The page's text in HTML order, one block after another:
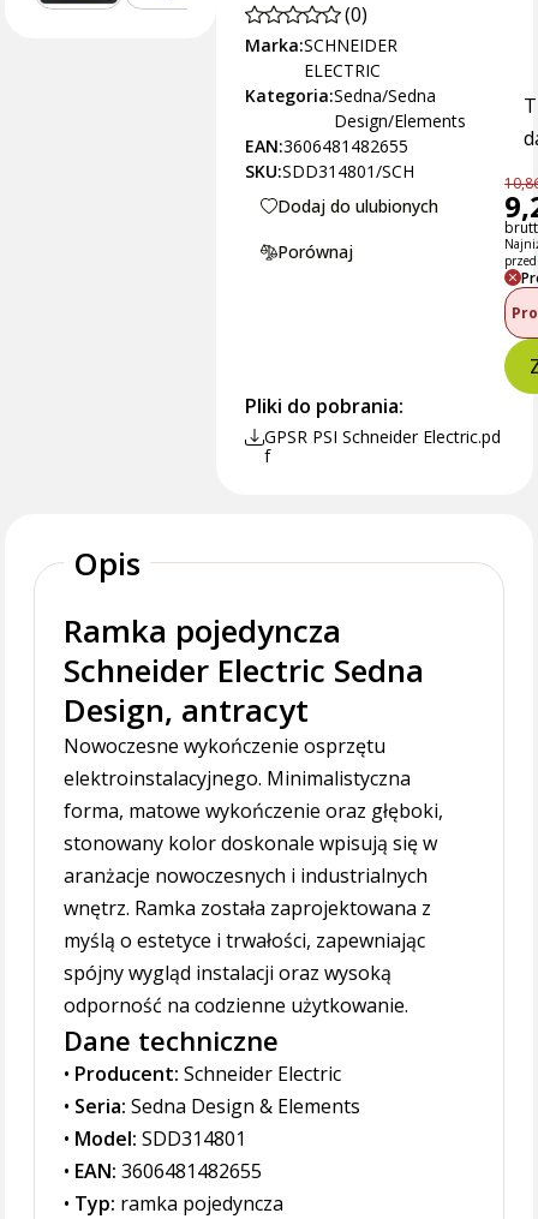
(0)
Marka:SCHNEIDER
ELECTRIC
Kategoria:Sedna/Sedna
Design/Elements
EAN:3606481482655
SKU:SDD314801/SCH
Dodaj do ulubionych
Porównaj
Pliki do pobrania:
GPSR PSI Schneider Electric.pd
f
Opis
Ramka pojedyncza
Schneider Electric Sedna
Design, antracyt
Nowoczesne wykończenie osprzętu
elektroinstalacyjnego. Minimalistyczna
forma, matowe wykończenie oraz głęboki,
stonowany kolor doskonale wpisują się w
aranżacje nowoczesnych i industrialnych
wnętrz. Ramka została zaprojektowana z
myślą o estetyce i trwałości, zapewniając
spójny wygląd instalacji oraz wysoką
odporność na codzienne użytkowanie.
Dane techniczne
• Producent: Schneider Electric
• Seria: Sedna Design & Elements
• Model: SDD314801
• EAN: 3606481482655
• Typ: ramka pojedyncza